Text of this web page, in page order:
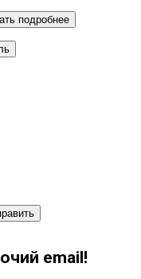
подробнее
email!